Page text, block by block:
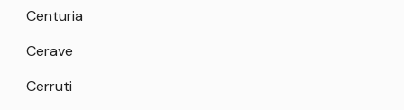
Centuria
Cerave
Cerruti